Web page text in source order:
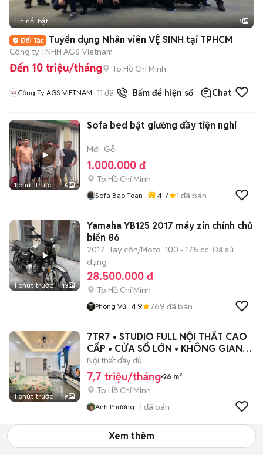
Tin nổi bật 1
Tuyển dụng Nhân viên VỆ SINH tại TPHCM
Công ty TNHH AGS Vietnam
Đến 10 triệu/tháng Tp Hồ Chí Minh
Công Ty AGS VIETNAM 11 đã bán Bấm để hiện số Chat
1 phút trước 6
Sofa bed bật giường đầy tiện nghi
Mới Gỗ
1.000.000 đ
Tp Hồ Chí Minh
Sofa Bao Toan 4.7 1 đã bán
1 phút trước 13
Yamaha YB125 2017 máy zin chính chủ
biển 86
2017 Tay côn/Moto 100 - 175 cc Đã sử
dụng
28.500.000 đ
Tp Hồ Chí Minh
Phong Vũ 4.9 769 đã bán
1 phút trước 9
7TR7 • STUDIO FULL NỘI THẤT CAO
CẤP • CỬA SỔ LỚN • KHÔNG GIAN
RỘNG ĐẸP
Nội thất đầy đủ
7,7 triệu/tháng 26 m²
Tp Hồ Chí Minh
Anh Phương 1 đã bán
Xem thêm